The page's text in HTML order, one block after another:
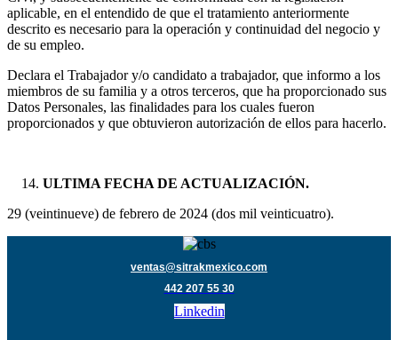
aplicable, en el entendido de que el tratamiento anteriormente
descrito es necesario para la operación y continuidad del negocio y
de su empleo.
Declara el Trabajador y/o candidato a trabajador, que informo a los
miembros de su familia y a otros terceros, que ha proporcionado sus
Datos Personales, las finalidades para los cuales fueron
proporcionados y que obtuvieron autorización de ellos para hacerlo.
ULTIMA FECHA DE ACTUALIZACIÓN.
29 (veintinueve) de febrero de 2024 (dos mil veinticuatro).
ventas@sitrakmexico.com
442 207 55 30
Linkedin